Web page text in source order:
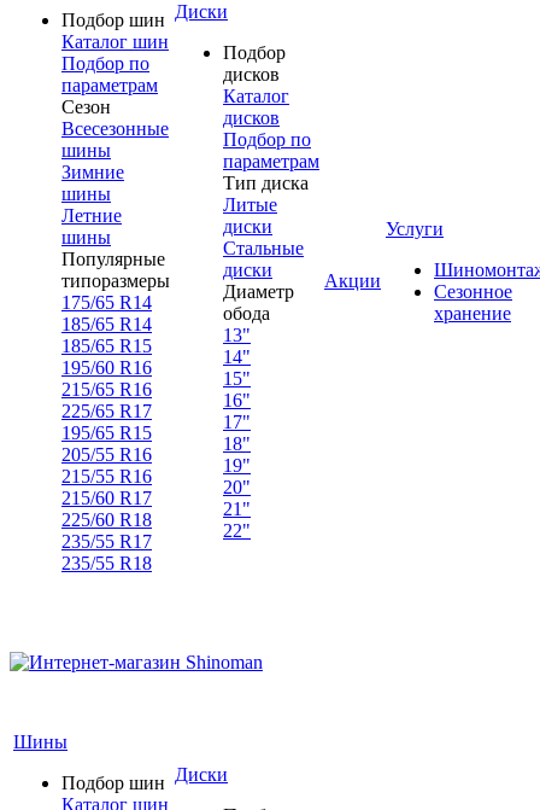
Подбор шин
Каталог шин
Подбор по
параметрам
Сезон
Всесезонные
шины
Зимние
шины
Летние
шины
Популярные
типоразмеры
175/65 R14
185/65 R14
185/65 R15
195/60 R16
215/65 R16
225/65 R17
195/65 R15
205/55 R16
215/55 R16
215/60 R17
225/60 R18
235/55 R17
235/55 R18
Диски
Подбор
дисков
Каталог
дисков
Подбор по
параметрам
Тип диска
Литые
диски
Стальные
диски
Диаметр
обода
13"
14"
15"
16"
17"
18"
19"
20"
21"
22"
Акции
Услуги
Сезонное
хранение
Шины
Подбор шин
Каталог шин
Диски